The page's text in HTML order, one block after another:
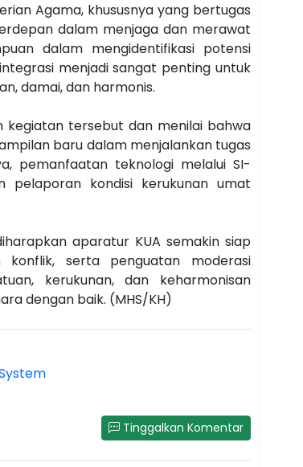
Agama, khususnya yang bertugas
dalam menjaga dan merawat
dalam mengidentifikasi potensi
menjadi sangat penting untuk
damai, dan harmonis.
kegiatan tersebut dan menilai bahwa
baru dalam menjalankan tugas
pemanfaatan teknologi melalui SI-
pelaporan kondisi kerukunan umat
aparatur KUA semakin siap
konflik, serta penguatan moderasi
kerukunan, dan keharmonisan
dengan baik. (MHS/KH)
Tinggalkan Komentar